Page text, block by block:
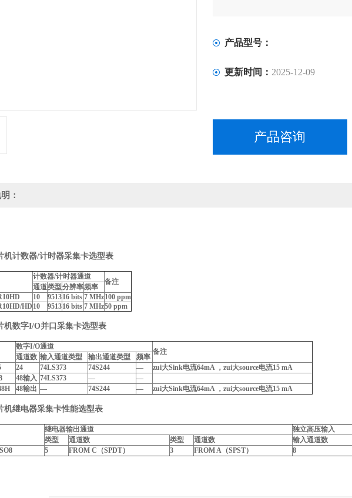
产品型号：
更新时间： 2025-12-09
产品咨询
：
机计数器/计时器采集卡选型表
计数器/计时器通道
备注
通道类型分辨率频率
10 951316 bits 7 MHz100 ppm
HD 10 951316 bits 7 MHz50 ppm
机数字I/O并口采集卡选型表
数字I/O通道
备注
通道数 输入通道类型 输出通道类型
频率
24 74LS373 74S244 — zui大Sink电流64mA ，zui大source电流15 mA
48输入 74LS373 —
—
48输出 — 74S244 — zui大Sink电流64mA ，zui大source电流15 mA
机继电器采集卡性能选型表
继电器输出通道 独立高压输入
类型 通道数 类型 通道数
输入通道数
5 FROM C （SPDT） 3 FROM A （SPST） 8